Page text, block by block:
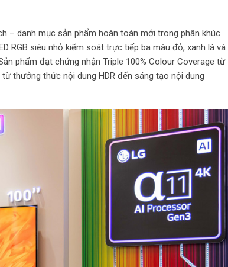
– danh mục sản phẩm hoàn toàn mới trong phân khúc
RGB siêu nhỏ kiểm soát trực tiếp ba màu đỏ, xanh lá và
phẩm đạt chứng nhận Triple 100% Colour Coverage từ
thưởng thức nội dung HDR đến sáng tạo nội dung